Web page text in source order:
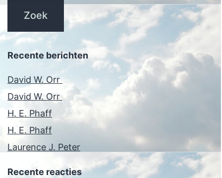
Recente berichten
David W. Orr
David W. Orr
H. E. Phaff
H. E. Phaff
Laurence J. Peter
Recente reacties